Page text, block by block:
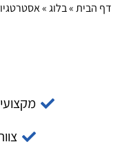
דף הבית»בלוג»